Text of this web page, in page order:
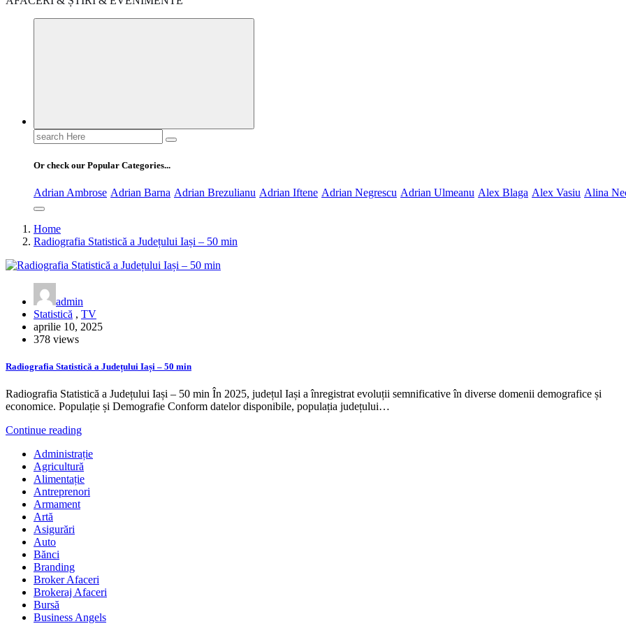
Search
for:
Or check our Popular Categories...
Adrian Ambrose Adrian Barna Adrian Brezulianu Adrian Iftene Adrian Negrescu Adrian Ulmeanu Alex Blaga Alex Vasiu Alina
Home
Radiografia Statistică a Județului Iași – 50 min
admin
Statistică , TV
aprilie 10, 2025
378 views
Radiografia Statistică a Județului Iași – 50 min
Radiografia Statistică a Județului Iași – 50 min ​În 2025, județul Iași a înregistrat evoluții semnificative în diverse domenii demografice și
economice.​ Populație și Demografie Conform datelor disponibile, populația județului…
Continue reading
Administrație
Agricultură
Alimentație
Antreprenori
Armament
Artă
Asigurări
Auto
Bănci
Branding
Broker Afaceri
Brokeraj Afaceri
Bursă
Business Angels